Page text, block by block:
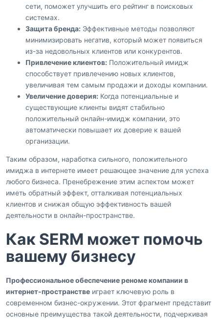
сети, поможет улучшить его рейтинг в поисковых
системах.
Защита бренда: Эффективные методы позволяют
минимизировать негатив, который может появиться
из-за недовольных клиентов или конкурентов.
Привлечение клиентов: Положительный имидж
способствует привлечению новых клиентов,
увеличивая тем самым продажи и доходы компании.
Увеличение доверия: Когда потенциальные и
существующие клиенты видят стабильно
положительный онлайн-имидж компании, это
автоматически повышает их доверие к вашей
организации.
Таким образом, наработка сильного, положительного
имиджа в интернете имеет решающее значение для успеха
любого бизнеса. Пренебрежение этим аспектом может
иметь обратный эффект, отталкивая потенциальных
клиентов и снижая общую эффективность вашей
деятельности в онлайн-пространстве.
Как SERM может помочь
вашему бизнесу
Профессиональное обеспечение реноме компании в
интернет-пространстве играет ключевую роль в
современном бизнес-окружении. Этот фрагмент представит
основные преимущества такой деятельности, подчеркивая